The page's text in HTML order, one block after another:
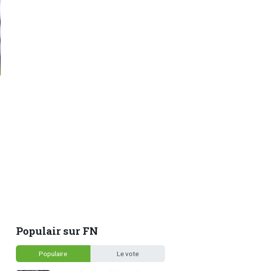
Populair sur FN
Populaire Le vote